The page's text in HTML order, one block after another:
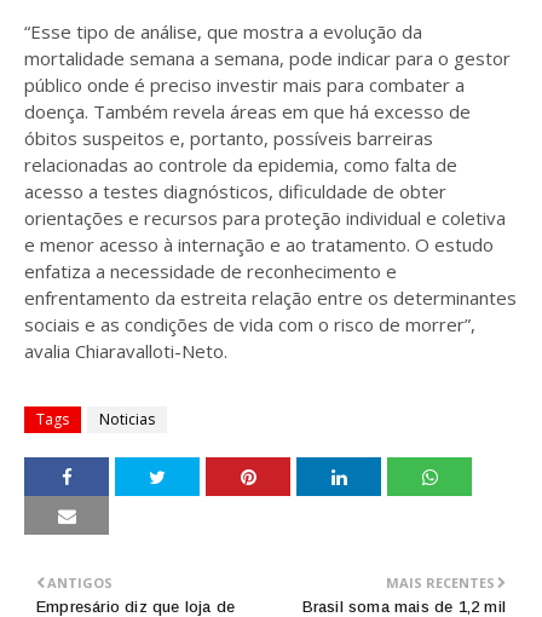
“Esse tipo de análise, que mostra a evolução da
mortalidade semana a semana, pode indicar para o gestor
público onde é preciso investir mais para combater a
doença. Também revela áreas em que há excesso de
óbitos suspeitos e, portanto, possíveis barreiras
relacionadas ao controle da epidemia, como falta de
acesso a testes diagnósticos, dificuldade de obter
orientações e recursos para proteção individual e coletiva
e menor acesso à internação e ao tratamento. O estudo
enfatiza a necessidade de reconhecimento e
enfrentamento da estreita relação entre os determinantes
sociais e as condições de vida com o risco de morrer”,
avalia Chiaravalloti-Neto.
Tags Noticias
MAIS RECENTES
Brasil soma mais de 1,2 mil
ANTIGOS
Empresário diz que loja de